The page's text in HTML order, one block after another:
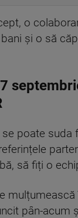
o
și o să
se poate suda
să fiți o
pân-acum